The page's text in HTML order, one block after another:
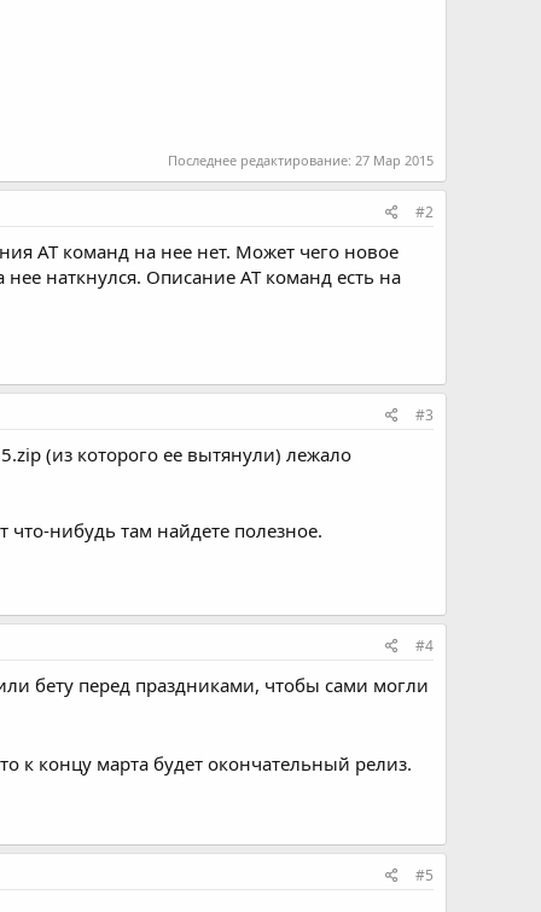
Последнее редактирование: 27 Мар 2015
#2
АТ команд на нее нет. Может чего новое
наткнулся. Описание АТ команд есть на
#3
(из которого ее вытянули) лежало
что-нибудь там найдете полезное.
#4
бету перед праздниками, чтобы сами могли
к концу марта будет окончательный релиз.
#5